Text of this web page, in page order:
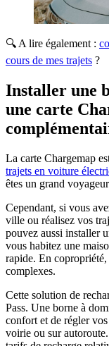
🔍 A lire également :
cours de mes trajets ?
Installer une
une carte
La carte Chargemap
trajets en voiture
êtes un grand
Cependant, si vous
ville ou réalisez vos
pouvez aussi installer
vous habitez une
rapide. En copropriété,
complexes.
Cette solution de
Pass. Une borne à
confort et de régler
voirie ou sur